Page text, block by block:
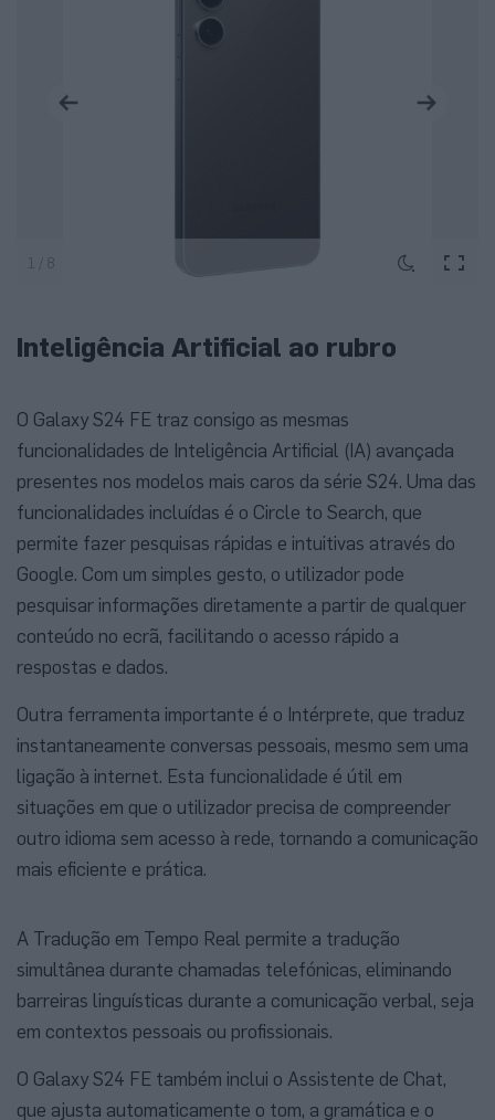
1 / 8
Inteligência Artificial ao rubro
O Galaxy S24 FE traz consigo as mesmas
funcionalidades de Inteligência Artificial (IA) avançada
presentes nos modelos mais caros da série S24. Uma das
funcionalidades incluídas é o Circle to Search, que
permite fazer pesquisas rápidas e intuitivas através do
Google. Com um simples gesto, o utilizador pode
pesquisar informações diretamente a partir de qualquer
conteúdo no ecrã, facilitando o acesso rápido a
respostas e dados.
Outra ferramenta importante é o Intérprete, que traduz
instantaneamente conversas pessoais, mesmo sem uma
ligação à internet. Esta funcionalidade é útil em
situações em que o utilizador precisa de compreender
outro idioma sem acesso à rede, tornando a comunicação
mais eficiente e prática.
A Tradução em Tempo Real permite a tradução
simultânea durante chamadas telefónicas, eliminando
barreiras linguísticas durante a comunicação verbal, seja
em contextos pessoais ou profissionais.
O Galaxy S24 FE também inclui o Assistente de Chat,
que ajusta automaticamente o tom, a gramática e o